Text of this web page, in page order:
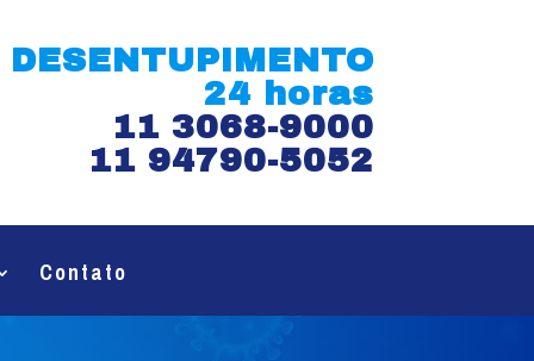
DESENTUPIMENTO
24 horas
11 3068-9000
11 94790-5052
Contato